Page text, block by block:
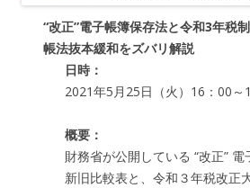
“改正”電子帳簿保存法と令和3年税
帳法抜本緩和をズバリ解説
日時：
2021年5月25日（火）16：00～
概要：
財務省が公開している “改正”
新旧比較表と、令和３年税改正